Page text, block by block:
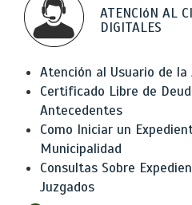
ATENCIóN AL
DIGITALES
Atención al Usuario de
Certificado Libre de
Antecedentes
Como Iniciar un
Municipalidad
Consultas Sobre
Juzgados